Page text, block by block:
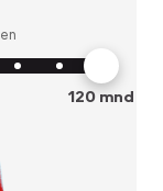
120mnd